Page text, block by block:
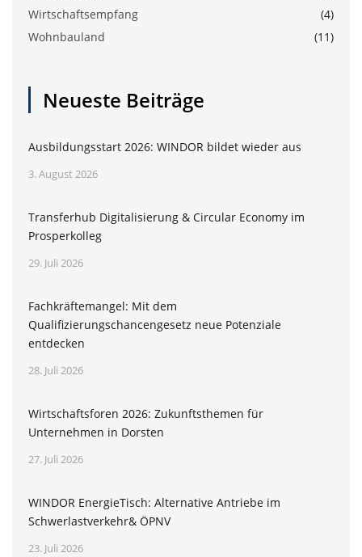
Wirtschaftsempfang
(4)
Wohnbauland
(11)
Neueste Beiträge
Ausbildungsstart 2026: WINDOR bildet wieder aus
3. August 2026
Transferhub Digitalisierung & Circular Economy im
Prosperkolleg
29. Juli 2026
Fachkräftemangel: Mit dem
Qualifizierungschancengesetz neue Potenziale
entdecken
28. Juli 2026
Wirtschaftsforen 2026: Zukunftsthemen für
Unternehmen in Dorsten
27. Juli 2026
WINDOR EnergieTisch: Alternative Antriebe im
Schwerlastverkehr& ÖPNV
23. Juli 2026